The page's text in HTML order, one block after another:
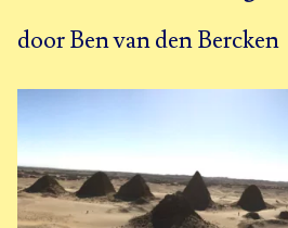
door Ben van den Bercken